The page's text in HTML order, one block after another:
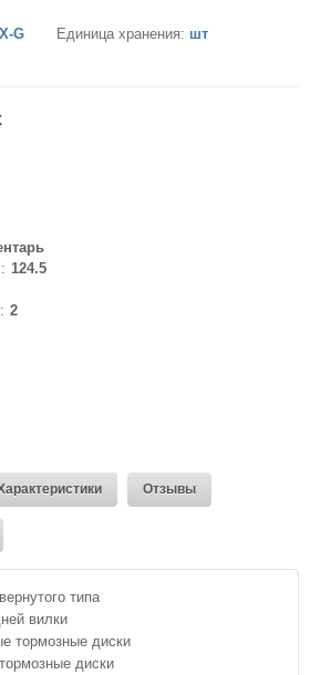
G Единица хранения: шт
124.5
2
Отзывы
типа
вилки
тормозные диски
диски